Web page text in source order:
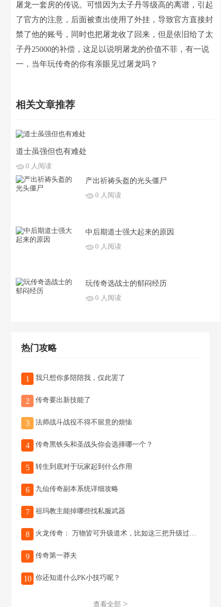
屠龙一套房的传说。可惜因为太子丹等级高的离谱，引起
了官方的注意，后面被查出使用了外挂，导致官方直接封
禁了他的账号，同时也把屠龙收了回来，但是依旧给了太
子丹25000的补偿，这足以说明屠龙的价值不菲，有一说
一，当年玩传奇的你有亲眼见过屠龙吗？
相关文章推荐
道士虽强但也有难处
0 人阅读
产出祈祷头盔的光头僵尸
0 人阅读
中后期道士强大起来的原因
0 人阅读
玩传奇选战士的郁闷经历
0 人阅读
热门攻略
1 我只想你多陪陪我，仅此罢了
2 传奇要出新技能了
3 法师战斗战役不得不留意的烦恼
4 传奇黑铁头和圣战头你会选择哪一个？
5 转生到底对于玩家起到什么作用
6 九仙传奇副本系统详细攻略
7 祖玛教主能掉哪些找私服武器
8 火龙传奇： 万物皆可升级道术，比如这三把升级过的“月字号”武器
9 传奇第一莽夫
10 你还知道什么PK小技巧呢？
查看全部 >